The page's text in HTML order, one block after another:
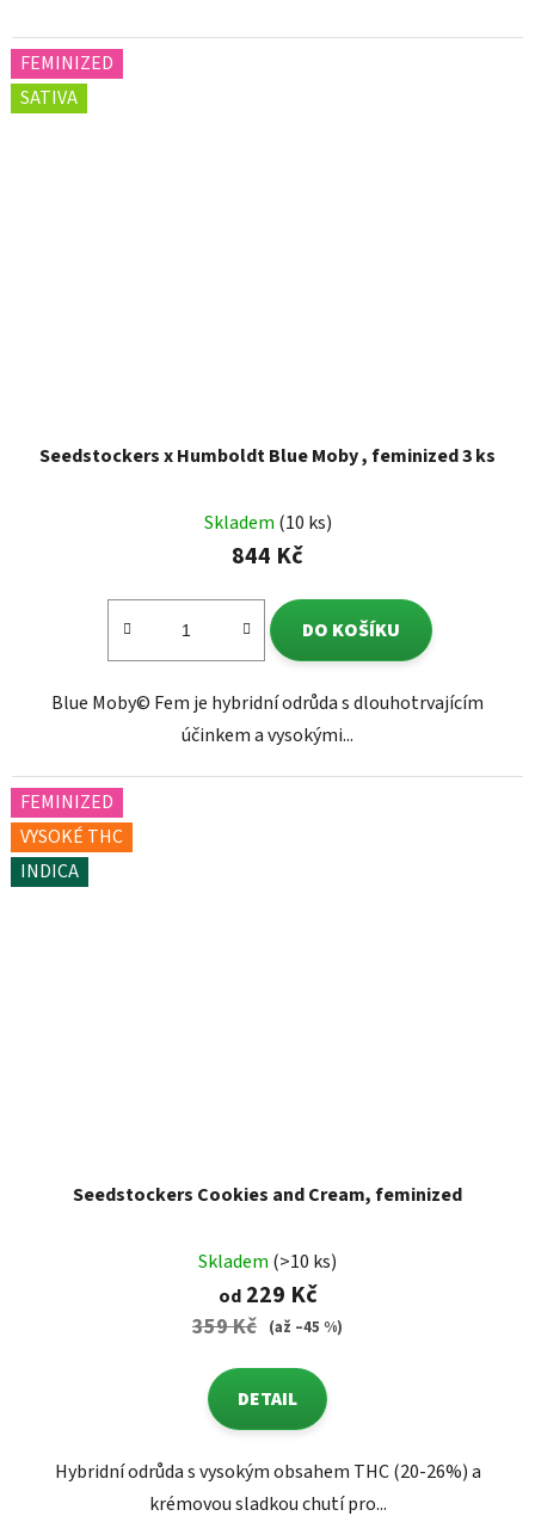
FEMINIZED
SATIVA
Seedstockers x Humboldt Blue Moby , feminized 3 ks
Skladem (10 ks)
844 Kč
DO KOŠÍKU
Blue Moby© Fem je hybridní odrůda s dlouhotrvajícím
účinkem a vysokými...
FEMINIZED
VYSOKÉ THC
INDICA
Seedstockers Cookies and Cream, feminized
Skladem (>10 ks)
od229 Kč
359 Kč (až –45 %)
DETAIL
Hybridní odrůda s vysokým obsahem THC (20-26%) a
krémovou sladkou chutí pro...